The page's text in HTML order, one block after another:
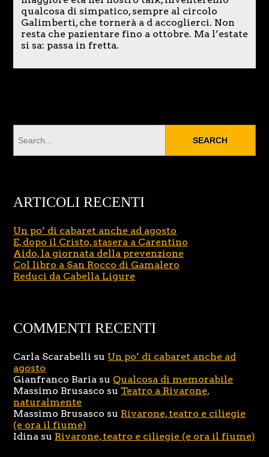
qualcosa di simpatico, sempre al circolo
Galimberti, che tornerà a d accoglierci. Non
resta che pazientare fino a ottobre. Ma l’estate
si sa: passa in fretta.
ARTICOLI RECENTI
Un po’ di cabaret anche ad agosto
E, dopo il Cristo, stasera a Carentino
Aido, la giornata della prevenzione
Col libro a San Rocco di Gamalero
Reduci da Cabella Ligure
COMMENTI RECENTI
Carla Scarabelli su Un po’ di cabaret anche ad
agosto
Gianfranco Baria su Qualcosa di memorabile
Massimo Brusasco su Teatro a Rivarone,
naturalmente
Massimo Brusasco su Rivarone, teatro e ciliegie
(e ora il fiume)
Idina su Rivarone, teatro e ciliegie (e ora il fiume)